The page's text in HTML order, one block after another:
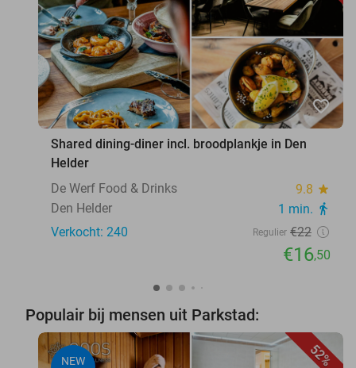
favorite_border
Shared dining-diner incl. broodplankje in Den
Helder
De Werf Food & Drinks
9.8 star
Den Helder 1 min. directions_walk
Verkocht: 240 Regulier €22
€16,50
Populair bij mensen uit Parkstad:
52%
NEW